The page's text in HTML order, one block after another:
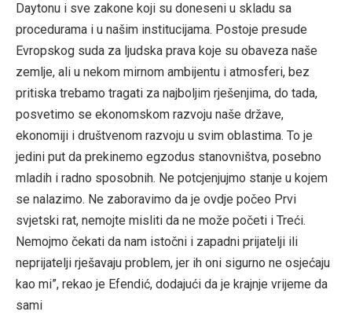
Daytonu i sve zakone koji su doneseni u skladu sa
procedurama i u našim institucijama. Postoje presude
Evropskog suda za ljudska prava koje su obaveza naše
zemlje, ali u nekom mirnom ambijentu i atmosferi, bez
pritiska trebamo tragati za najboljim rješenjima, do tada,
posvetimo se ekonomskom razvoju naše države,
ekonomiji i društvenom razvoju u svim oblastima. To je
jedini put da prekinemo egzodus stanovništva, posebno
mladih i radno sposobnih. Ne potcjenjujmo stanje u kojem
se nalazimo. Ne zaboravimo da je ovdje počeo Prvi
svjetski rat, nemojte misliti da ne može početi i Treći.
Nemojmo čekati da nam istočni i zapadni prijatelji ili
neprijatelji rješavaju problem, jer ih oni sigurno ne osjećaju
kao mi”, rekao je Efendić, dodajući da je krajnje vrijeme da
sami